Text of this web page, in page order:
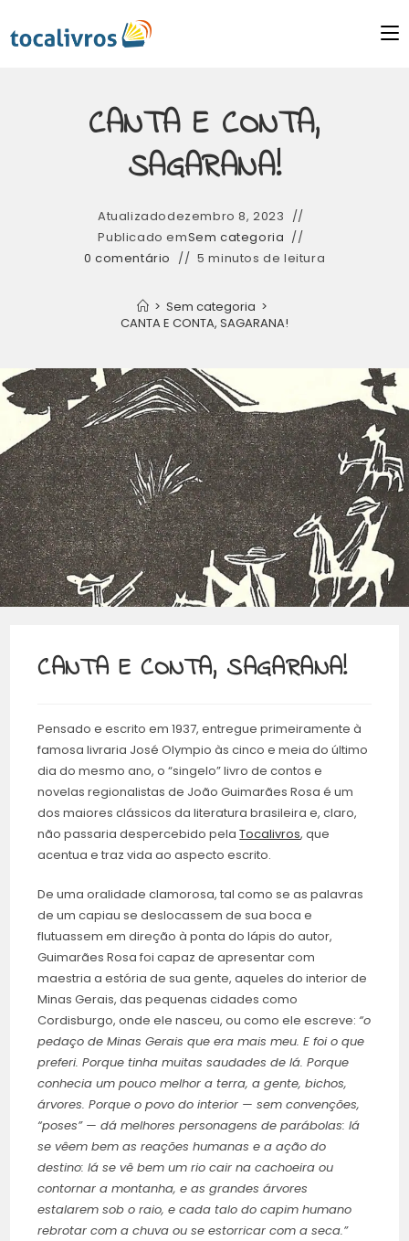
CANTA E CONTA,
SAGARANA!
Atualizadodezembro 8, 2023
Publicado emSem categoria
0 comentário
5 minutos de leitura
> Sem categoria >
CANTA E CONTA, SAGARANA!
CANTA E CONTA, SAGARANA!
Pensado e escrito em 1937, entregue primeiramente à
famosa livraria José Olympio às cinco e meia do último
dia do mesmo ano, o “singelo” livro de contos e
novelas regionalistas de João Guimarães Rosa é um
dos maiores clássicos da literatura brasileira e, claro,
não passaria despercebido pelaTocalivros, que
acentua e traz vida ao aspecto escrito.
De uma oralidade clamorosa, tal como se as palavras
de um capiau se deslocassem de sua boca e
flutuassem em direção à ponta do lápis do autor,
Guimarães Rosa foi capaz de apresentar com
maestria a estória de sua gente, aqueles do interior de
Minas Gerais, das pequenas cidades como
Cordisburgo, onde ele nasceu, ou como ele escreve:“o
pedaço de Minas Gerais que era mais meu. E foi o que
preferi. Porque tinha muitas saudades de lá. Porque
conhecia um pouco melhor a terra, a gente, bichos,
árvores. Porque o povo do interior — sem convenções,
“poses” — dá melhores personagens de parábolas: lá
se vêem bem as reações humanas e a ação do
destino: lá se vê bem um rio cair na cachoeira ou
contornar a montanha, e as grandes árvores
estalarem sob o raio, e cada talo do capim humano
rebrotar com a chuva ou se estorricar com a seca.”